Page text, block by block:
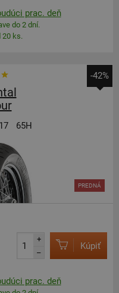
prac. deň
do 2 dní.
20 ks.
-42%
65H
PREDNÁ
+
–
Kúpiť
prac. deň